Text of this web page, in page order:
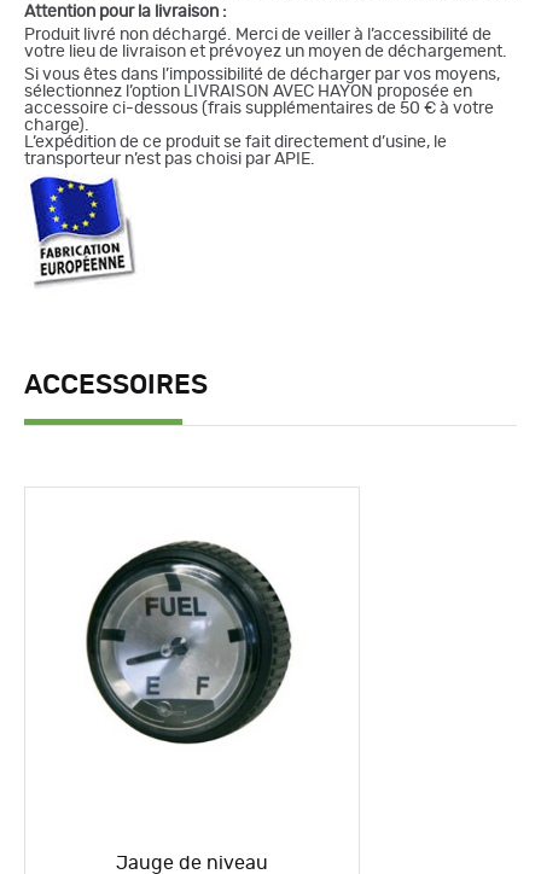
Attention pour la livraison :
Produit livré non déchargé. Merci de veiller à l’accessibilité de
votre lieu de livraison et prévoyez un moyen de déchargement.
Si vous êtes dans l’impossibilité de décharger par vos moyens,
sélectionnez l’option LIVRAISON AVEC HAYON proposée en
accessoire ci-dessous (frais supplémentaires de 50 € à votre
charge).
L’expédition de ce produit se fait directement d’usine, le
transporteur n’est pas choisi par APIE.
ACCESSOIRES
Jauge de niveau